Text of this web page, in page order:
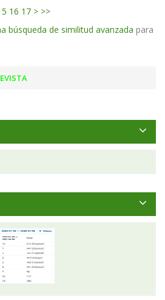
16 17 > >>
búsqueda de similitud avanzada para